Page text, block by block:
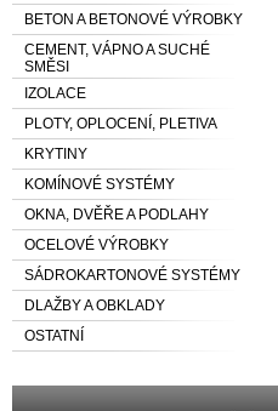
BETON A BETONOVÉ VÝROBKY
CEMENT, VÁPNO A SUCHÉ
SMĚSI
IZOLACE
PLOTY, OPLOCENÍ, PLETIVA
KRYTINY
KOMÍNOVÉ SYSTÉMY
OKNA, DVĚŘE A PODLAHY
OCELOVÉ VÝROBKY
SÁDROKARTONOVÉ SYSTÉMY
DLAŽBY A OBKLADY
OSTATNÍ